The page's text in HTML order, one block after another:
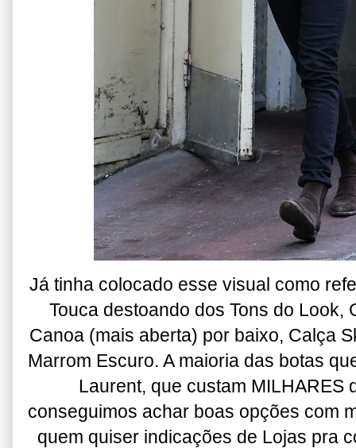
Já tinha colocado esse visual como
Touca destoando dos Tons do Look,
Canoa (mais aberta) por baixo, Calça
Marrom Escuro. A maioria das botas
Laurent, que custam MILHARES
conseguimos achar boas opções com
quem quiser indicações de Lojas pra